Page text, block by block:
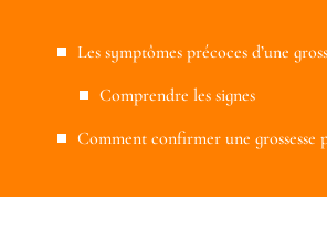
Les symptômes précoces d’une
Comprendre les signes
Comment confirmer une grossesse